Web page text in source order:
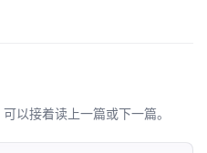
以接着读上一篇或下一篇。